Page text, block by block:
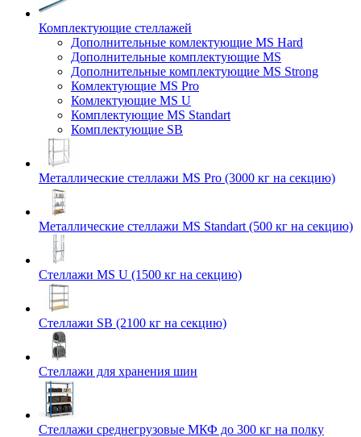
Комплектующие стеллажей
Дополнительные комлектующие MS Hard
Дополнительные комплектующие MS
Дополнительные комплектующие MS Strong
Комлектующие MS Pro
Комлектующие MS U
Комплектующие MS Standart
Комплектующие SB
Металлические стеллажи MS Pro (3000 кг на секцию)
Металлические стеллажи MS Standart (500 кг на секцию)
Стеллажи MS U (1500 кг на секцию)
Стеллажи SB (2100 кг на секцию)
Стеллажи для хранения шин
Стеллажи среднегрузовые МКФ до 300 кг на полку